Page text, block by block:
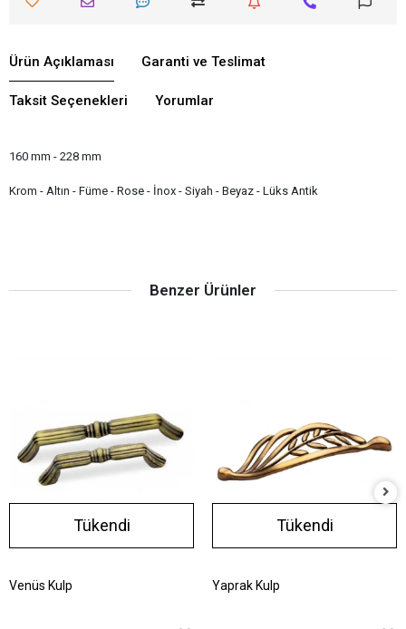
Ürün Açıklaması Garanti ve Teslimat
Taksit Seçenekleri Yorumlar
160 mm - 228 mm
Krom - Altın - Füme - Rose - İnox - Siyah - Beyaz - Lüks Antik
Benzer Ürünler
Tükendi
Venüs Kulp
Tükendi
Yaprak Kulp